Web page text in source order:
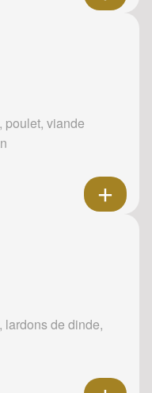
poulet, viande
lardons de dinde,